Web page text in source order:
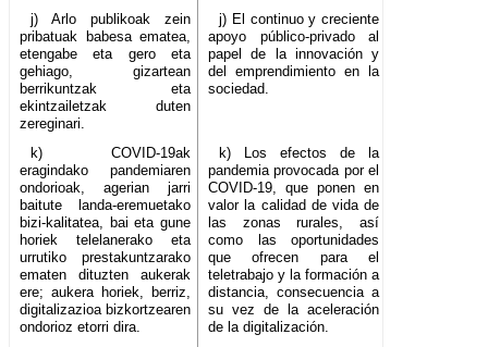
j) Arlo publikoak zein
pribatuak babesa ematea,
etengabe eta gero eta
gehiago, gizartean
berrikuntzak eta
ekintzailetzak duten
zereginari.
j) El continuo y creciente
apoyo público-privado al
papel de la innovación y
del emprendimiento en la
sociedad.
k) COVID-19ak
eragindako pandemiaren
ondorioak, agerian jarri
baitute landa-eremuetako
bizi-kalitatea, bai eta gune
horiek telelanerako eta
urrutiko prestakuntzarako
ematen dituzten aukerak
ere; aukera horiek, berriz,
digitalizazioa bizkortzearen
ondorioz etorri dira.
k) Los efectos de la
pandemia provocada por el
COVID-19, que ponen en
valor la calidad de vida de
las zonas rurales, así
como las oportunidades
que ofrecen para el
teletrabajo y la formación a
distancia, consecuencia a
su vez de la aceleración
de la digitalización.